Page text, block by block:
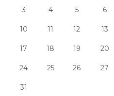
3 4 5 6
10 11 12 13
17 18 19 20
24 25 26 27
31